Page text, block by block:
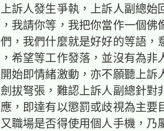
訴人發生爭執，上訴人副總始
我請你等，我把你當作一個佛
，我們什麼就是好好的等語，
希望等工作發落，並沒有為非
開始即情緒激動，亦不願聽上訴
拔弩張，難認上訴人副總針對
，即達有以懲罰或歧視為主要
職場是否得使用個人手機，乃